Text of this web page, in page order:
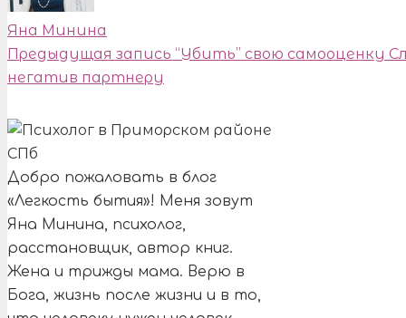
Яна Минина
Предыдущая запись “Убить” свою самооценку
негатив партнеру
Добро пожаловать в блог
«Легкость бытия»! Меня зовут
Яна Минина, психолог,
расстановщик, автор книг.
Жена и трижды мама. Верю в
Бога, жизнь после жизни и в то,